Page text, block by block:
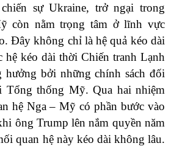
sự Ukraine, trở ngại trong
còn nằm trọng tâm ở lĩnh vực
Đây không chỉ là hệ quả kéo dài
kéo dài thời Chiến tranh Lạnh
hưởng bởi những chính sách đối
Tổng thống Mỹ. Qua hai nhiệm
hệ Nga – Mỹ có phần bước vào
ông Trump lên nắm quyền năm
quan hệ này kéo dài không lâu.